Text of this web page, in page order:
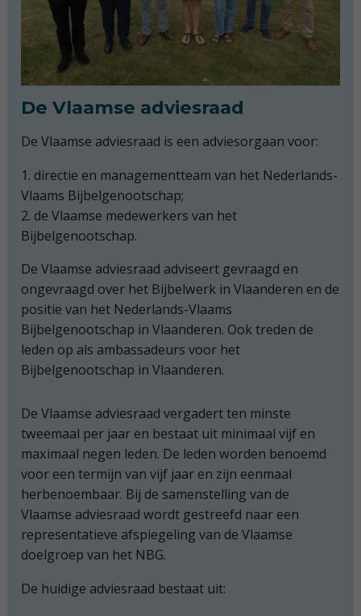
De Vlaamse adviesraad
De Vlaamse adviesraad is een adviesorgaan voor:
1. directie en managementteam van het Nederlands-
Vlaams Bijbelgenootschap;
2. de Vlaamse medewerkers van het
Bijbelgenootschap.
De Vlaamse adviesraad adviseert gevraagd en
ongevraagd over het Bijbelwerk in Vlaanderen en de
positie van het Nederlands-Vlaams
Bijbelgenootschap in Vlaanderen. Ook treden de
leden op als ambassadeurs voor het
Bijbelgenootschap in Vlaanderen.
De Vlaamse adviesraad vergadert ten minste
tweemaal per jaar en bestaat uit minimaal vijf en
maximaal negen leden. De leden worden benoemd
voor een termijn van vijf jaar en zijn eenmaal
herbenoembaar. Bij de samenstelling van de
Vlaamse adviesraad wordt gestreefd naar een
representatieve afspiegeling van de Vlaamse
doelgroep van het NBG.
De huidige adviesraad bestaat uit: